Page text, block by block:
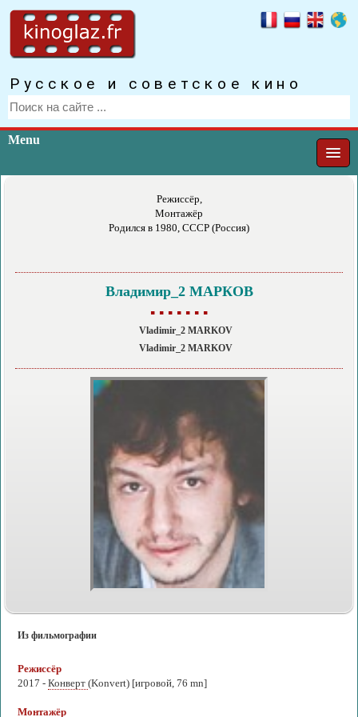
Русское и советское кино
Menu
Режиссёр,
Монтажёр
Родился в 1980, СССР (Россия)
Владимир_2 МАРКОВ
▪ ▪ ▪ ▪ ▪ ▪ ▪
Vladimir_2 MARKOV
Vladimir_2 MARKOV
Из фильмографии
Режиссёр
2017 - Конверт (Konvert) [игровой, 76 mn]
Монтажёр